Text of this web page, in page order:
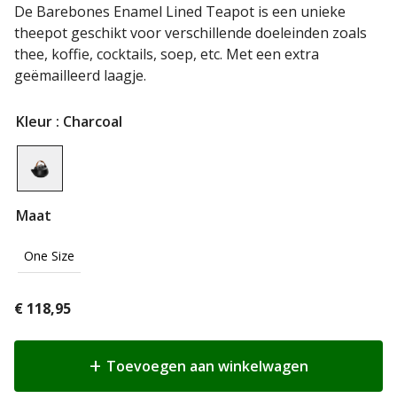
De Barebones Enamel Lined Teapot is een unieke
theepot geschikt voor verschillende doeleinden zoals
thee, koffie, cocktails, soep, etc. Met een extra
geëmailleerd laagje.
Kleur : Charcoal
Maat
One Size
€ 118,95
Toevoegen aan winkelwagen